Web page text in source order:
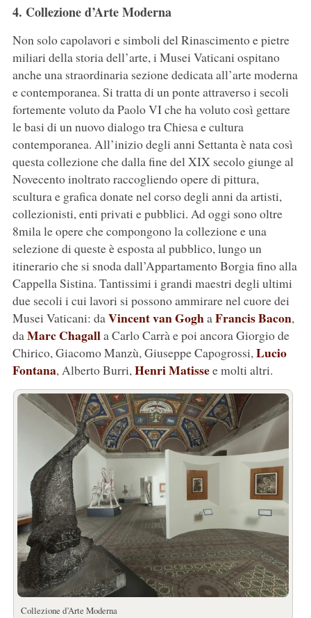
4. Collezione d’Arte Moderna
Non solo capolavori e simboli del Rinascimento e pietre
miliari della storia dell’arte, i Musei Vaticani ospitano
anche una straordinaria sezione dedicata all’arte moderna
e contemporanea. Si tratta di un ponte attraverso i secoli
fortemente voluto da Paolo VI che ha voluto così gettare
le basi di un nuovo dialogo tra Chiesa e cultura
contemporanea. All’inizio degli anni Settanta è nata così
questa collezione che dalla fine del XIX secolo giunge al
Novecento inoltrato raccogliendo opere di pittura,
scultura e grafica donate nel corso degli anni da artisti,
collezionisti, enti privati e pubblici. Ad oggi sono oltre
8mila le opere che compongono la collezione e una
selezione di queste è esposta al pubblico, lungo un
itinerario che si snoda dall’Appartamento Borgia fino alla
Cappella Sistina. Tantissimi i grandi maestri degli ultimi
due secoli i cui lavori si possono ammirare nel cuore dei
Musei Vaticani: daVincent van GoghaFrancis Bacon,
daMarc Chagalla Carlo Carrà e poi ancora Giorgio de
Chirico, Giacomo Manzù, Giuseppe Capogrossi,Lucio
Fontana, Alberto Burri,Henri Matissee molti altri.
Collezione d’Arte Moderna